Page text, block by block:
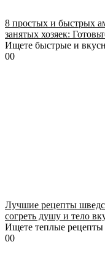
8 простых и быстрых
занятых хозяек:
Ищете быстрые и
00
Лучшие рецепты
согреть душу и тело
Ищете теплые рецепты
00